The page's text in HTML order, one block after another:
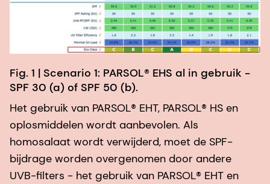
Fig. 1 | Scenario 1: PARSOL® EHS al in gebruik -
SPF 30 (a) of SPF 50 (b).
Het gebruik van PARSOL® EHT, PARSOL® HS en
oplosmiddelen wordt aanbevolen. Als
homosalaat wordt verwijderd, moet de SPF-
bijdrage worden overgenomen door andere
UVB-filters - het gebruik van PARSOL® EHT en